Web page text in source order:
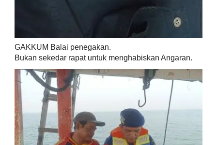
GAKKUM Balai penegakan.
Bukan sekedar rapat untuk menghabiskan Angaran.